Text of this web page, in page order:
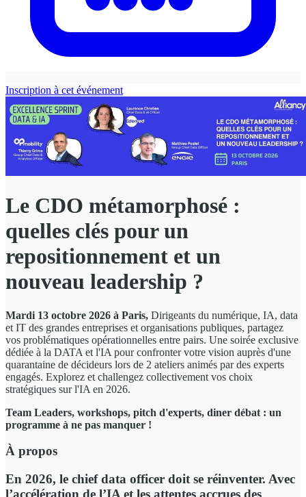
Inscription à cet événement
Le CDO métamorphosé :
quelles clés pour un
repositionnement et un
nouveau leadership ?
Mardi 13 octobre 2026 à Paris, Dirigeants du numérique, IA, data
et IT des grandes entreprises et organisations publiques, partagez
vos problématiques opérationnelles entre pairs. Une soirée exclusive
dédiée à la DATA et l'IA pour confronter votre vision auprès d'une
quarantaine de décideurs lors de 2 ateliers animés par des experts
engagés. Explorez et challengez collectivement vos choix
stratégiques sur l'IA en 2026.
Team Leaders, workshops, pitch d'experts, diner débat : un
programme à ne pas manquer !
À propos
En 2026, le chief data officer doit se réinventer. Avec
l’accélération de l’IA et les attentes accrues des